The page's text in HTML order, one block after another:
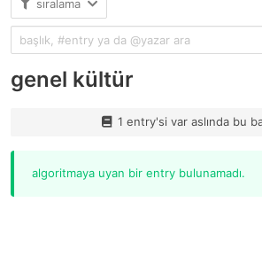
sıralama
genel kültür
1 entry'si var aslında bu
algoritmaya uyan bir entry bulunamadı.